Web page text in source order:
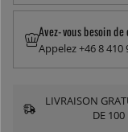
Avez-vous besoin
Appelez +46 8 410
LIVRAISON
DE 100